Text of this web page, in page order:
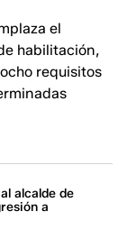
el
habilitación,
requisitos
alcalde de
a